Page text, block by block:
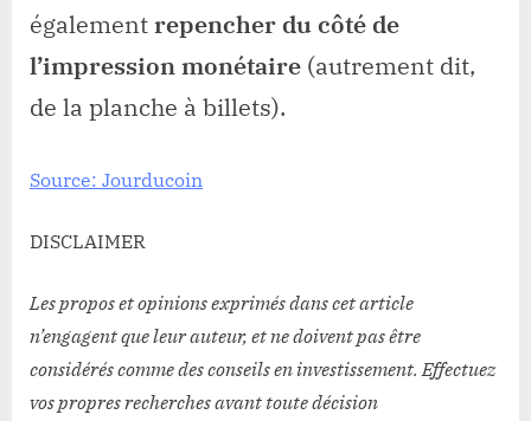
égalementrepencher du côté de
l’impression monétaire (autrement dit,
de la planche à billets).
Source: Jourducoin
DISCLAIMER
Les propos et opinions exprimés dans cet article
n’engagent que leur auteur, et ne doivent pas être
considérés comme des conseils en investissement. Effectuez
vos propres recherches avant toute décision